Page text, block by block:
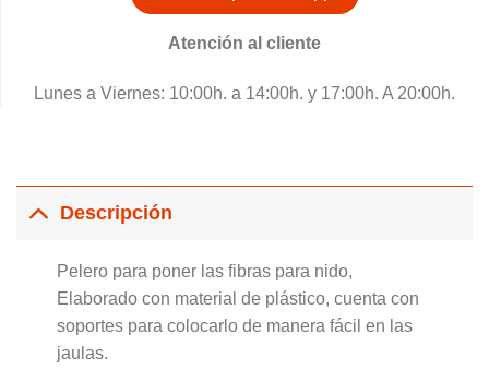
Atención al cliente
Lunes a Viernes: 10:00h. a 14:00h. y 17:00h. A 20:00h.
Descripción
Pelero para poner las fibras para nido,
Elaborado con material de plástico, cuenta con
soportes para colocarlo de manera fácil en las
jaulas.